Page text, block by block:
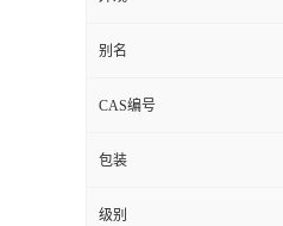
别名
CAS编号
包装
级别